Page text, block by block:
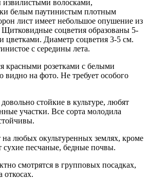
волосками,
белым паутинистым плотным
лист имеет небольшое опушение из
Щитковидные соцветия образованы 5-
цветками. Диаметр соцветия 3-5 см.
с середины лета.
красными розетками с белыми
видно на фото. Не требует особого
довольно стойкие в культуре, любят
участки. Все сорта молодила
на любых окультуренных землях, кроме
песчаные, бедные почвы.
смотрятся в групповых посадках,
откосах.